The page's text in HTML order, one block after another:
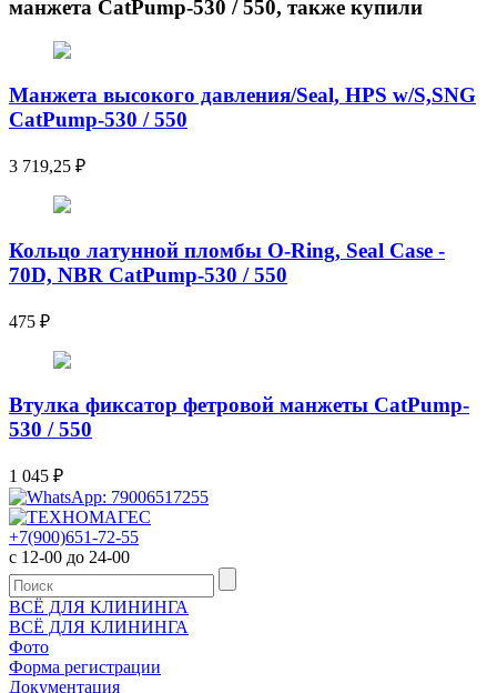
манжета CatPump-530 / 550, также купили
Манжета высокого давления/Seal, HPS w/S,SNG
CatPump-530 / 550
3 719,25 ₽
Кольцо латунной пломбы O-Ring, Seal Case -
70D, NBR CatPump-530 / 550
475 ₽
Втулка фиксатор фетровой манжеты CatPump-
530 / 550
1 045 ₽
+7(900)651-72-55
с 12-00 до 24-00
ВСЁ ДЛЯ КЛИНИНГА
ВСЁ ДЛЯ КЛИНИНГА
Фото
Форма регистрации
Документация